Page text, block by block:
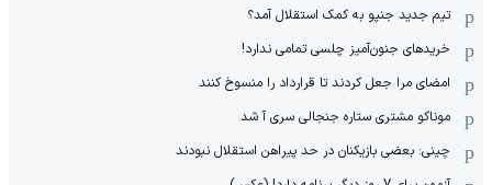
تیم جدید جنپو به کمک استقلال آمد؟
خریدهای جنون‌آمیز چلسی تمامی ندارد!
امضای مرا جعل کردند تا قرارداد را منسوخ کنند
موناکو مشتری ستاره جنجالی سری آ شد
چینی: بعضی بازیکنان در حد پیراهن استقلال نبودند